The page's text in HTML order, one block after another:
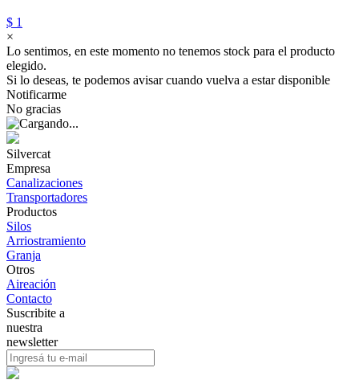
$ 1
×
Lo sentimos, en este momento no tenemos stock para el producto
elegido.
Si lo deseas, te podemos avisar cuando vuelva a estar disponible
Notificarme
No gracias
Silvercat
Empresa
Canalizaciones
Transportadores
Productos
Silos
Arriostramiento
Granja
Otros
Aireación
Contacto
Suscribite a
nuestra
newsletter